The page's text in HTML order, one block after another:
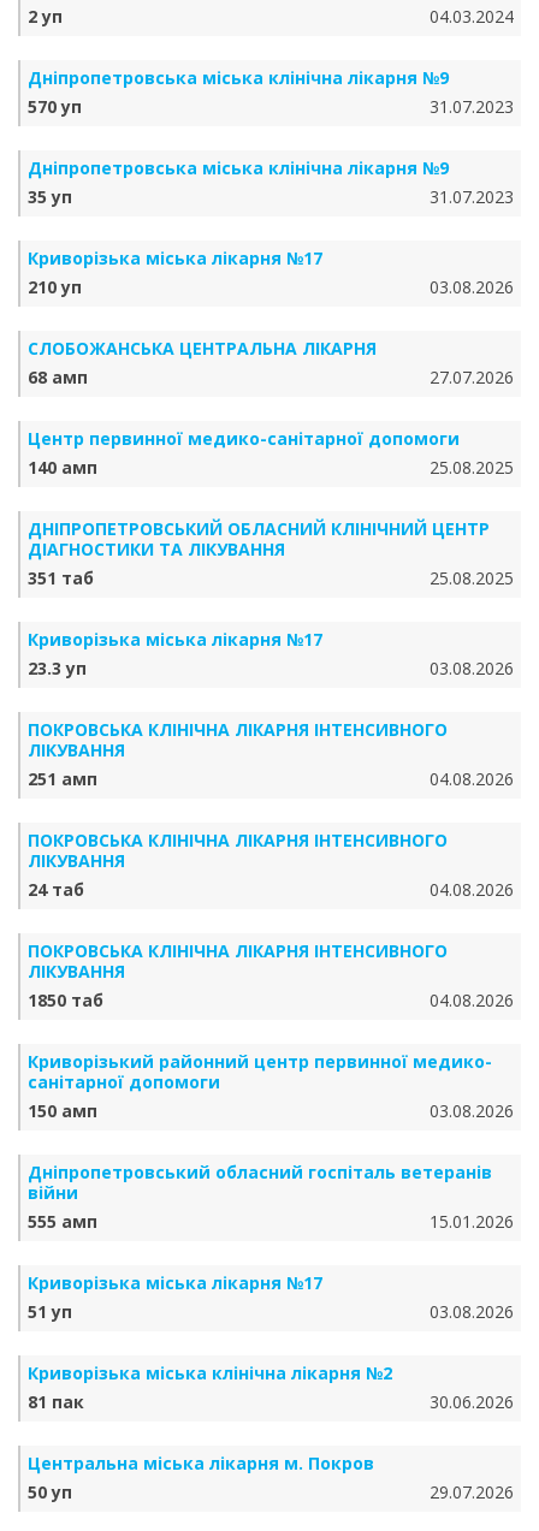
2 уп
04.03.2024
Дніпропетровська міська клінічна лікарня №9
570 уп
31.07.2023
Дніпропетровська міська клінічна лікарня №9
35 уп
31.07.2023
Криворізька міська лікарня №17
210 уп
03.08.2026
СЛОБОЖАНСЬКА ЦЕНТРАЛЬНА ЛІКАРНЯ
68 амп
27.07.2026
Центр первинної медико-санітарної допомоги
140 амп
25.08.2025
ДНІПРОПЕТРОВСЬКИЙ ОБЛАСНИЙ КЛІНІЧНИЙ ЦЕНТР
ДІАГНОСТИКИ ТА ЛІКУВАННЯ
351 таб
25.08.2025
Криворізька міська лікарня №17
23.3 уп
03.08.2026
ПОКРОВСЬКА КЛІНІЧНА ЛІКАРНЯ ІНТЕНСИВНОГО
ЛІКУВАННЯ
251 амп
04.08.2026
ПОКРОВСЬКА КЛІНІЧНА ЛІКАРНЯ ІНТЕНСИВНОГО
ЛІКУВАННЯ
24 таб
04.08.2026
ПОКРОВСЬКА КЛІНІЧНА ЛІКАРНЯ ІНТЕНСИВНОГО
ЛІКУВАННЯ
1850 таб
04.08.2026
Криворізький районний центр первинної медико-
санітарної допомоги
150 амп
03.08.2026
Дніпропетровський обласний госпіталь ветеранів
війни
555 амп
15.01.2026
Криворізька міська лікарня №17
51 уп
03.08.2026
Криворізька міська клінічна лікарня №2
81 пак
30.06.2026
Центральна міська лікарня м. Покров
50 уп
29.07.2026